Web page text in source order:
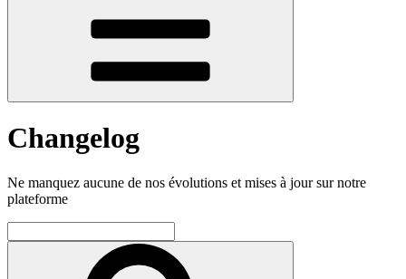
Changelog
Ne manquez aucune de nos évolutions et mises à jour sur notre
plateforme